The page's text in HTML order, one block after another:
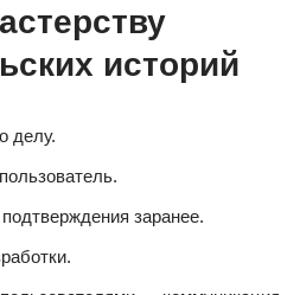
историй
делу.
заранее.